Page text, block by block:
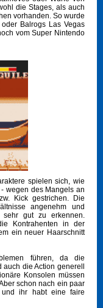
die Stages, als auch
vorhanden. So wurde
Balrogs Las Vegas
vom Super Nintendo
spielen sich, wie
wegen des Mangels an
Kick gestrichen. Die
angenehm und
sehr gut zu erkennen.
Kontrahenten in der
ein neuer Haarschnitt
führen, da die
die Action generell
Konsolen müssen
schon nach ein paar
und ihr habt eine faire